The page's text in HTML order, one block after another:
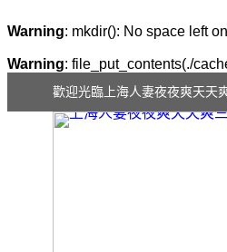
Warning: mkdir(): No space left
Warning: file_put_contents(./
歡迎光臨上海人妻夜夜爽天天